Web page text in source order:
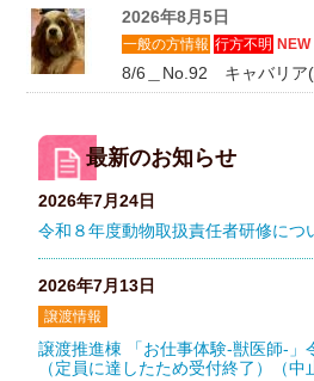
2026年8月5日
一般の方情報 行方不明 NEW
8/6＿No.92 キャバリア
最新のお知らせ
2026年7月24日
令和８年度動物取扱責任者研修につ
2026年7月13日
譲渡情報
譲渡推進棟 「お仕事体験-獣医師-」
（定員に達したため受付終了）（中